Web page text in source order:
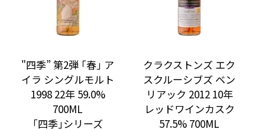
"四季” 第2弾 ｢春｣ ア
イラ シングルモルト
1998 22年 59.0%
700ML
｢四季｣シリーズ
クラクストンズ エク
スクルーシブズ ベン
リアック 2012 10年
レッドワインカスク
57.5% 700ML